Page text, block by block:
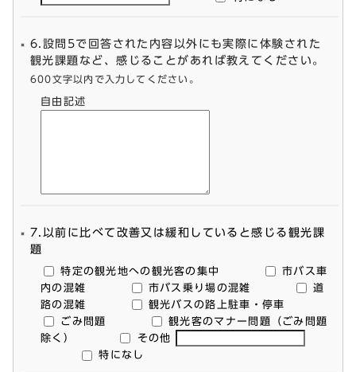
6.設問5で回答された内容以外にも実際に体験された
観光課題など、感じることがあれば教えてください。
600文字以内で入力してください。
自由記述
7.以前に比べて改善又は緩和していると感じる観光課
題
特定の観光地への観光客の集中
市バス車
内の混雑
市バス乗り場の混雑
道
路の混雑
観光バスの路上駐車・停車
ごみ問題
観光客のマナー問題（ごみ問題
除く）
その他
特になし